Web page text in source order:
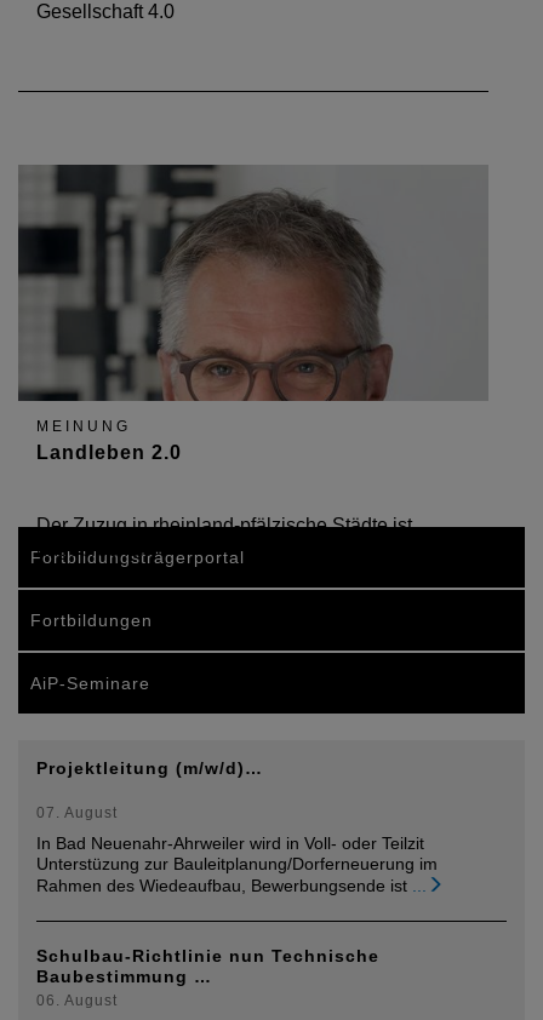
Gesellschaft 4.0
MEINUNG
Landleben 2.0
Der Zuzug in rheinland-pfälzische Städte ist
ungebrochen.
Fortbildungsträgerportal
Fortbildungen
AiP-Seminare
Projektleitung (m/w/d)…
07. August
In Bad Neuenahr-Ahrweiler wird in Voll- oder Teilzit
Unterstüzung zur Bauleitplanung/Dorferneuerung im
Rahmen des Wiedeaufbau, Bewerbungsende ist
Schulbau-Richtlinie nun Technische
Baubestimmung …
06. August